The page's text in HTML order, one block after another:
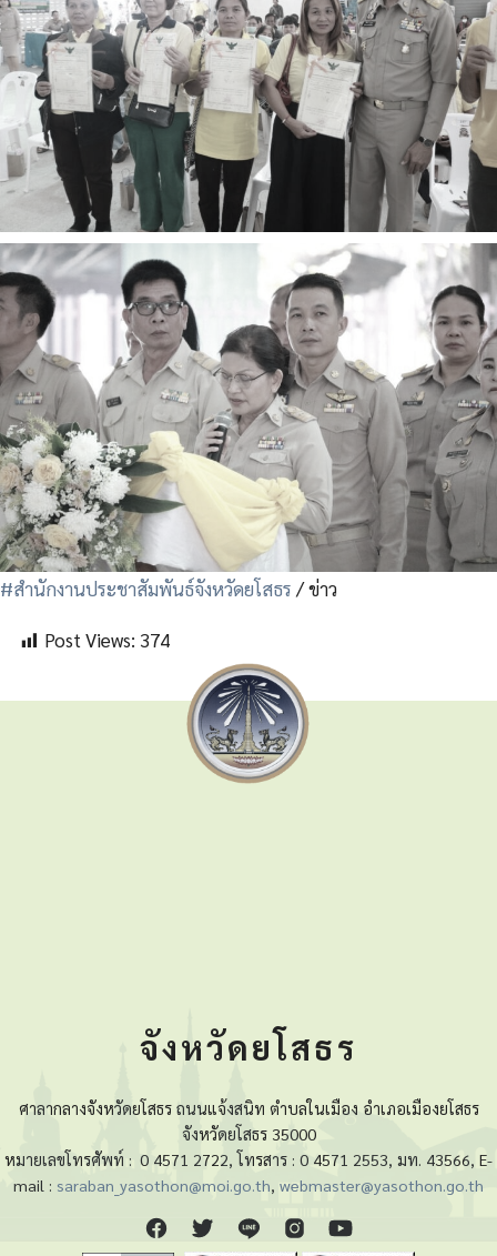
#สำนักงานประชาสัมพันธ์จังหวัดยโสธร / ข่าว
Post Views: 374
จังหวัดยโสธร
ศาลากลางจังหวัดยโสธร ถนนแจ้งสนิท ตำบลในเมือง อำเภอเมืองยโสธร
จังหวัดยโสธร 35000
หมายเลขโทรศัพท์ : 0 4571 2722, โทรสาร : 0 4571 2553, มท. 43566, E-
mail : saraban_yasothon@moi.go.th, webmaster@yasothon.go.th